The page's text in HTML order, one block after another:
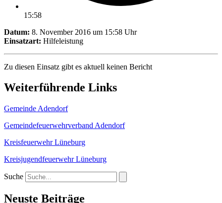
15:58
Datum: 8. November 2016 um 15:58 Uhr
Einsatzart: Hilfeleistung
Zu diesen Einsatz gibt es aktuell keinen Bericht
Weiterführende Links
Gemeinde Adendorf
Gemeindefeuerwehrverband Adendorf
Kreisfeuerwehr Lüneburg
Kreisjugendfeuerwehr Lüneburg
Suche
Neuste Beiträge